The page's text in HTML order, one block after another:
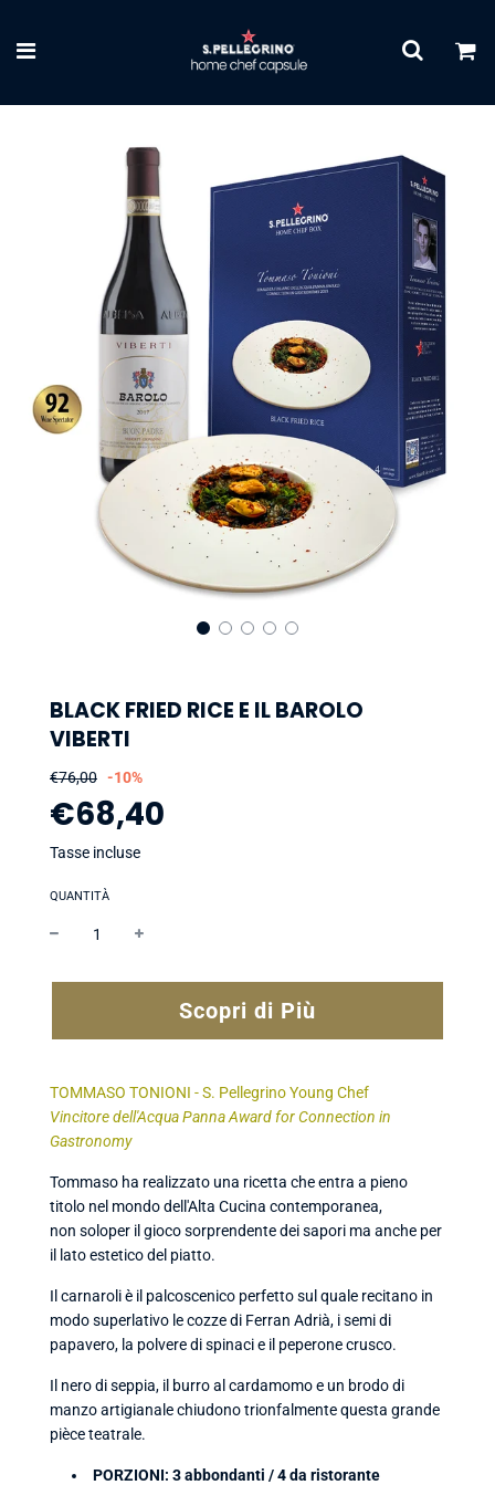
BLACK FRIED RICE E IL BAROLO
VIBERTI
Prezzo
di
vendita
€76,00 -10%Prezzo
€68,40
Tasse incluse
QUANTITÀ
Scopri di Più
TOMMASO TONIONI - S. Pellegrino Young Chef
Vincitore dell'Acqua Panna Award for Connection in
Gastronomy
Tommaso ha realizzato una ricetta che entra a pieno
titolo nel mondo dell'Alta Cucina contemporanea,
non soloper il gioco sorprendente dei sapori ma anche per
il lato estetico del piatto.
Il carnaroli è il palcoscenico perfetto sul quale recitano in
modo superlativo le cozze di Ferran Adrià, i semi di
papavero, la polvere di spinaci e il peperone crusco.
Il nero di seppia, il burro al cardamomo e un brodo di
manzo artigianale chiudono trionfalmente questa grande
pièce teatrale.
PORZIONI: 3 abbondanti / 4 da ristorante